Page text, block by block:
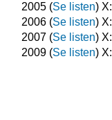
2005(Se listen) X:
2006(Se listen) X:
2007(Se listen) X:
2009(Se listen) X: